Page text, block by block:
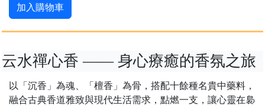
加入購物車
云水禪心香 —— 身心療癒的香氛之旅
以「沉香」為魂、「檀香」為骨，搭配十餘種名貴中藥料，
融合古典香道雅致與現代生活需求，點燃一支，讓心靈在裊